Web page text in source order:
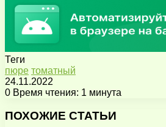
Теги
пюре томатный
24.11.2022
0 Время чтения: 1 минута
через
ПОХОЖИЕ СТАТЬИ